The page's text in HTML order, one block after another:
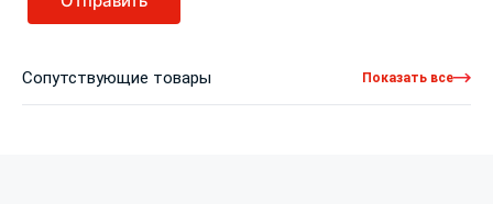
Сопутствующие товары Показать все